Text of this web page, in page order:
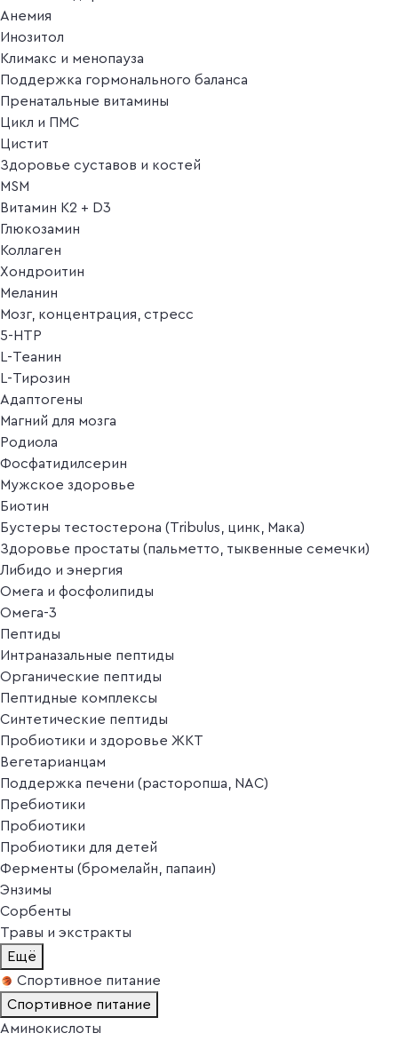
Анемия
Инозитол
Климакс и менопауза
Поддержка гормонального баланса
Пренатальные витамины
Цикл и ПМС
Цистит
Здоровье суставов и костей
MSM
Витамин K2 + D3
Глюкозамин
Коллаген
Хондроитин
Меланин
Мозг, концентрация, стресс
5-HTP
L-Теанин
L-Тирозин
Адаптогены
Магний для мозга
Родиола
Фосфатидилсерин
Мужское здоровье
Биотин
Бустеры тестостерона (Tribulus, цинк, Мака)
Здоровье простаты (пальметто, тыквенные семечки)
Либидо и энергия
Омега и фосфолипиды
Омега-3
Пептиды
Интраназальные пептиды
Органические пептиды
Пептидные комплексы
Синтетические пептиды
Пробиотики и здоровье ЖКТ
Вегетарианцам
Поддержка печени (расторопша, NAC)
Пребиотики
Пробиотики
Пробиотики для детей
Ферменты (бромелайн, папаин)
Энзимы
Сорбенты
Травы и экстракты
Ещё
Спортивное питание
Спортивное питание
Аминокислоты